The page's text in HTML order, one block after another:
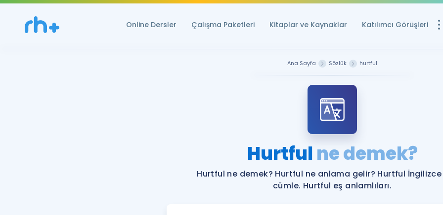
Online Dersler Çalışma Paketleri Kitaplar ve Kaynaklar Katılımcı Görüşleri
YDS ve YÖKDİL
Rehberlik Aracı
YDS ve YÖKDİL'e
Tüm ÖSYM
Ana Sayfa Sözlük hurtful
Hurtfulne demek?
Hurtful ne demek? Hurtful ne anlama gelir? Hurtful
cümle. Hurtful eş anlamlıları.